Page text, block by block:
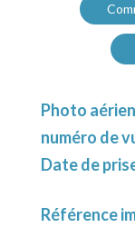
Photo
numéro de
Date de
Référence